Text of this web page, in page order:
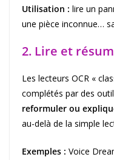
Utilisation : lire un
une pièce inconnue…
2. Lire et
Les lecteurs OCR «
complétés par des
reformuler ou
au-delà de la simple
Exemples : Voice